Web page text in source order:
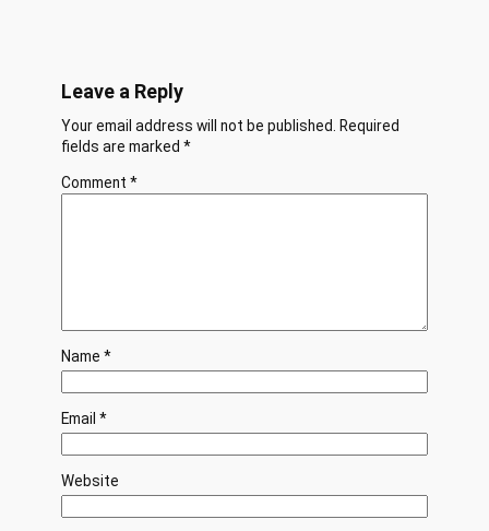
Leave a Reply
Your email address will not be published.
Required
fields are marked *
Comment *
Name *
Email *
Website